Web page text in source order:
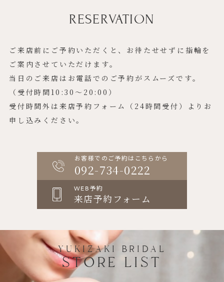
RESERVATION
ご来店前にご予約いただくと、お待たせせずに指輪を
ご案内させていただけます。
当日のご来店はお電話でのご予約がスムーズです。
（受付時間10:30〜20:00）
受付時間外は来店予約フォーム（24時間受付）よりお
申し込みください。
お客様でのご予約はこちらから
092-734-0222
WEB予約
来店予約フォーム
YUKIZAKI BRIDAL
STORE LIST